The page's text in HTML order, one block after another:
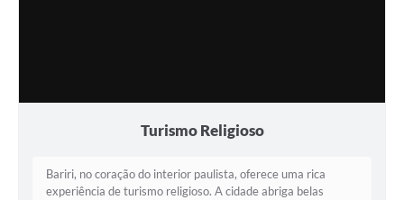
Turismo Religioso
Bariri, no coração do interior paulista, oferece uma rica
experiência de turismo religioso. A cidade abriga belas